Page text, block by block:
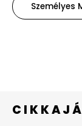
Személyes